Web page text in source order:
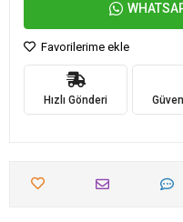
Favorilerime ekle
Hızlı Gönderi